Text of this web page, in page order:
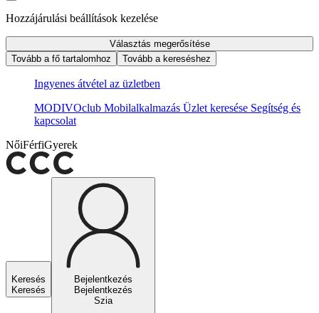
Hozzájárulási beállítások kezelése
Választás megerősítése
Tovább a fő tartalomhoz
Tovább a kereséshez
Ingyenes átvétel az üzletben
MODIVOclub Mobilalkalmazás Üzlet keresése Segítség és
kapcsolat
NőiFérfiGyerek
Keresés
Keresés
Bejelentkezés
Bejelentkezés
Szia